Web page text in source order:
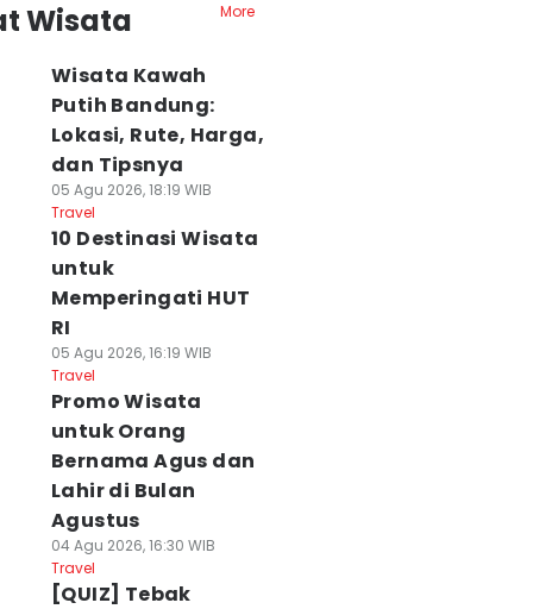
Wisata
More
Wisata Kawah
Putih Bandung:
Lokasi, Rute, Harga,
dan Tipsnya
05 Agu 2026, 18:19 WIB
Travel
10 Destinasi Wisata
untuk
Memperingati HUT
RI
05 Agu 2026, 16:19 WIB
Travel
Promo Wisata
untuk Orang
Bernama Agus dan
Lahir di Bulan
Agustus
04 Agu 2026, 16:30 WIB
Travel
[QUIZ] Tebak